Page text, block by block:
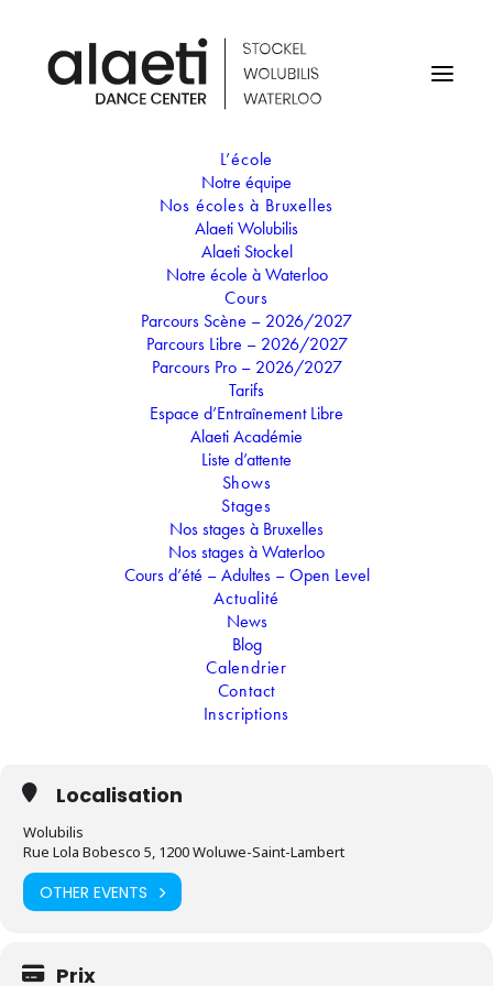
L’école
Notre équipe
Nos écoles à Bruxelles
Alaeti Wolubilis
Alaeti Stockel
Notre école à Waterloo
Cours
Parcours Scène – 2026/2027
Parcours Libre – 2026/2027
Parcours Pro – 2026/2027
Tarifs
Espace d’Entraînement Libre
Alaeti Académie
Liste d’attente
Shows
Stages
Nos stages à Bruxelles
Nos stages à Waterloo
Cours d’été – Adultes – Open Level
Actualité
News
Blog
Calendrier
Contact
Inscriptions
STAGE DE NOËL -
BIENVENUE AU VILLAGE
DU PÈRE NOËL
STAGE DE NOËL - BIENVENUE AU
VILLAGE DU PÈRE NOËL
“Bienvenue au Village du Père Noël” : Les chants et
les danses de Noël rythmeront les matinées tandis
que les contes et légendes prendront vie l'après-
midi ! Lors de "l'atelier du Père Noël", tu
confectionneras les accessoires que tu reprendras
pour décorer la maison.
(Toute la journée)
Localisation
Wolubilis
Rue Lola Bobesco 5, 1200 Woluwe-Saint-Lambert
OTHER EVENTS
Prix